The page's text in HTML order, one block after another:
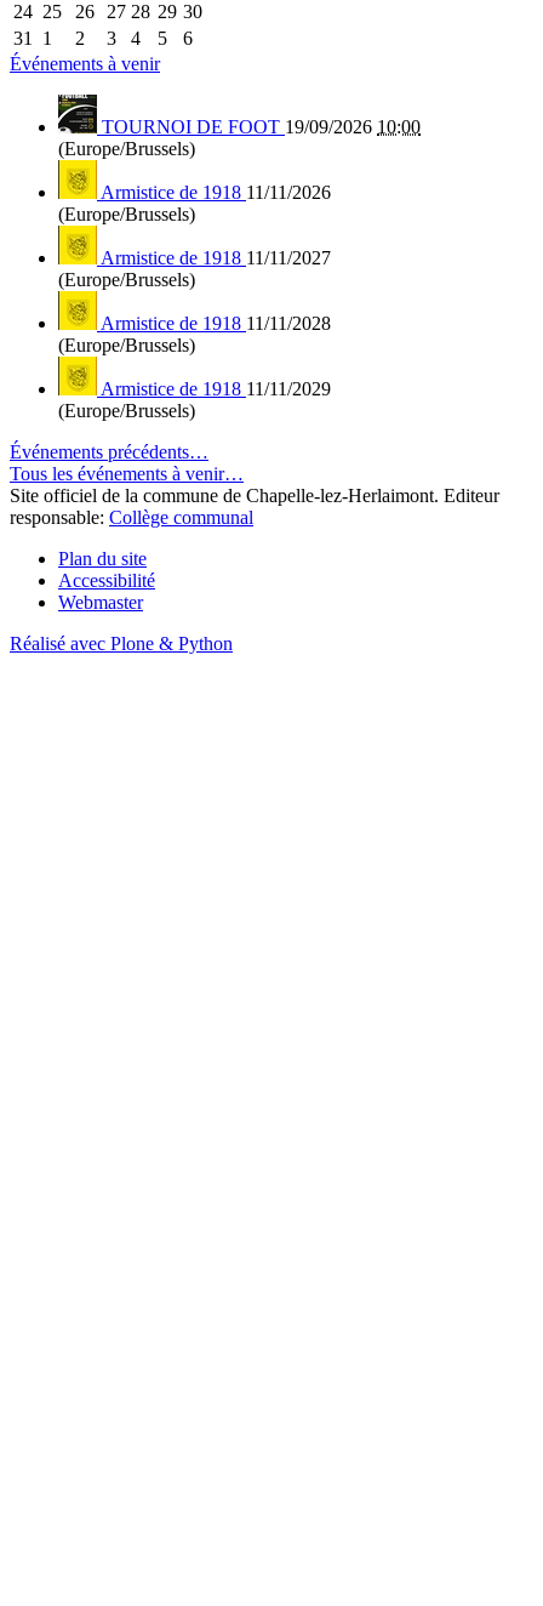
24 25 26 27 28 29 30
31 1 2 3 4 5
6
Événements à venir
TOURNOI DE FOOT 19/09/2026 10:00
(Europe/Brussels)
Armistice de 1918 11/11/2026
(Europe/Brussels)
Armistice de 1918 11/11/2027
(Europe/Brussels)
Armistice de 1918 11/11/2028
(Europe/Brussels)
Armistice de 1918 11/11/2029
(Europe/Brussels)
Événements précédents…
Tous les événements à venir…
Site officiel de la commune de Chapelle-lez-Herlaimont. Editeur
responsable: Collège communal
Plan du site
Accessibilité
Webmaster
Réalisé avec Plone & Python